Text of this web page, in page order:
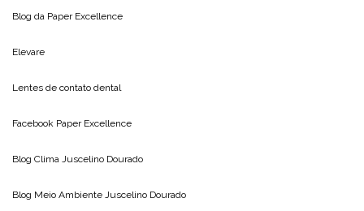
Blog da Paper Excellence
Elevare
Lentes de contato dental
Facebook Paper Excellence
Blog Clima Juscelino Dourado
Blog Meio Ambiente Juscelino Dourado